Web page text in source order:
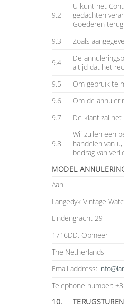
9.2
U kunt het
gedachten
Goederen
9.3
Zoals
9.4
De
altijd dat het
9.5
Om gebruik te
9.6
Om de
9.7
De klant zal
9.8
Wij zullen een
handelen van
bedrag van
MODEL
Aan
Langedyk Vintage
Lindengracht 29
1716DD, Opmeer
The Netherlands
Email address:
Telephone number:
10.